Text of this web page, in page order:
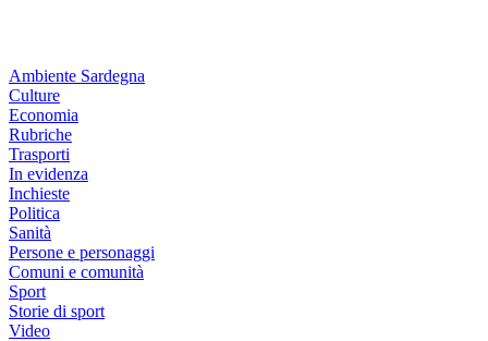
Ambiente Sardegna
Culture
Economia
Rubriche
Trasporti
In evidenza
Inchieste
Politica
Sanità
Persone e personaggi
Comuni e comunità
Sport
Storie di sport
Video